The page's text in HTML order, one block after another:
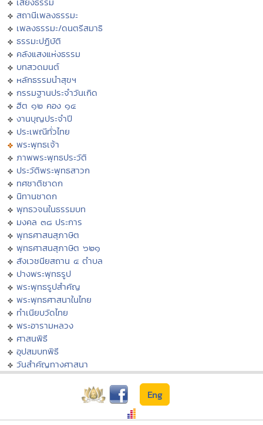
สถานีเพลงธรรมะ
เพลงธรรมะ/ดนตรีสมาธิ
ธรรมะปฏิบัติ
คลังแสงแห่งธรรม
บทสวดมนต์
หลักธรรมนำสุขฯ
กรรมฐานประจำวันเกิด
ฮีต ๑๒ คอง ๑๔
งานบุญประจำปี
ประเพณีทั่วไทย
พระพุทธเจ้า
ภาพพระพุทธประวัติ
ประวัติพระพุทธสาวก
ทศชาติชาดก
นิทานชาดก
พุทธวจนในธรรมบท
มงคล ๓๘ ประการ
พุทธศาสนสุภาษิต
พุทธศาสนสุภาษิต ๖๒๑
สังเวชนียสถาน ๔ ตำบล
ปางพระพุทธรูป
พระพุทธรูปสำคัญ
พระพุทธศาสนาในไทย
ทำเนียบวัดไทย
พระอารามหลวง
ศาสนพิธี
อุปสมบทพิธี
วันสำคัญทางศาสนา
Eng